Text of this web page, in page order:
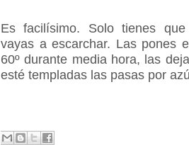
Es facilísimo. Solo tienes
vayas a escarchar. Las pones
60º durante media hora, las
esté templadas las pasas por